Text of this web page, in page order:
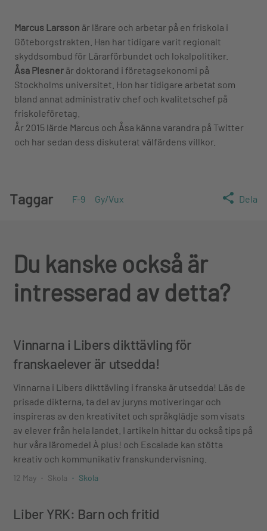
Marcus Larsson är lärare och arbetar på en friskola i
Göteborgstrakten. Han har tidigare varit regionalt
skyddsombud för Lärarförbundet och lokalpolitiker.
Åsa Plesner är doktorand i företagsekonomi på
Stockholms universitet. Hon har tidigare arbetat som
bland annat administrativ chef och kvalitetschef på
friskoleföretag.
År 2015 lärde Marcus och Åsa känna varandra på Twitter
och har sedan dess diskuterat välfärdens villkor.
Taggar F-9 Gy/Vux Dela
Du kanske också är
intresserad av detta?
Vinnarna i Libers dikttävling för
franskaelever är utsedda!
Vinnarna i Libers dikttävling i franska är utsedda! Läs de
prisade dikterna, ta del av juryns motiveringar och
inspireras av den kreativitet och språkglädje som visats
av elever från hela landet. I artikeln hittar du också tips på
hur våra läromedel À plus! och Escalade kan stötta
kreativ och kommunikativ franskundervisning.
12 May Skola Skola
Liber YRK: Barn och fritid